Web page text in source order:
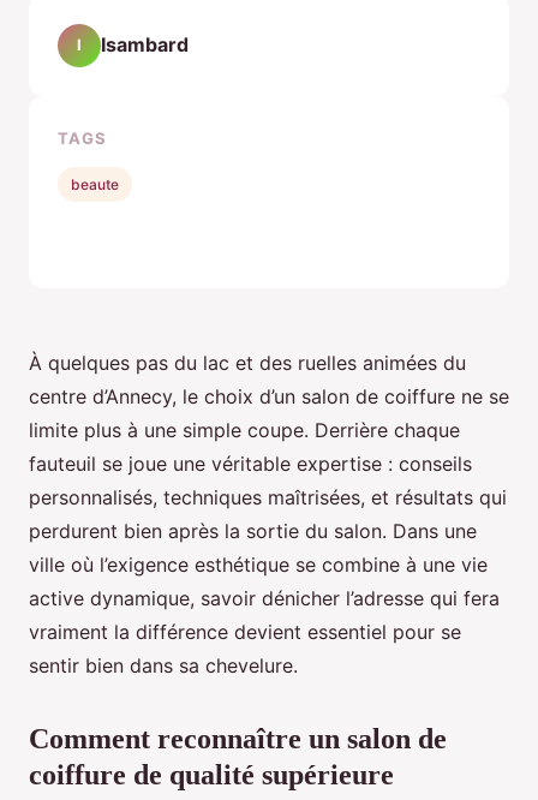
À quelques pas du lac et des ruelles animées du
centre d’Annecy, le choix d’un salon de coiffure ne se
limite plus à une simple coupe. Derrière chaque
fauteuil se joue une véritable expertise : conseils
personnalisés, techniques maîtrisées, et résultats qui
perdurent bien après la sortie du salon. Dans une
ville où l’exigence esthétique se combine à une vie
active dynamique, savoir dénicher l’adresse qui fera
vraiment la différence devient essentiel pour se
sentir bien dans sa chevelure.
Comment reconnaître un salon de
coiffure de qualité supérieure
I Isambard
TAGS
beaute